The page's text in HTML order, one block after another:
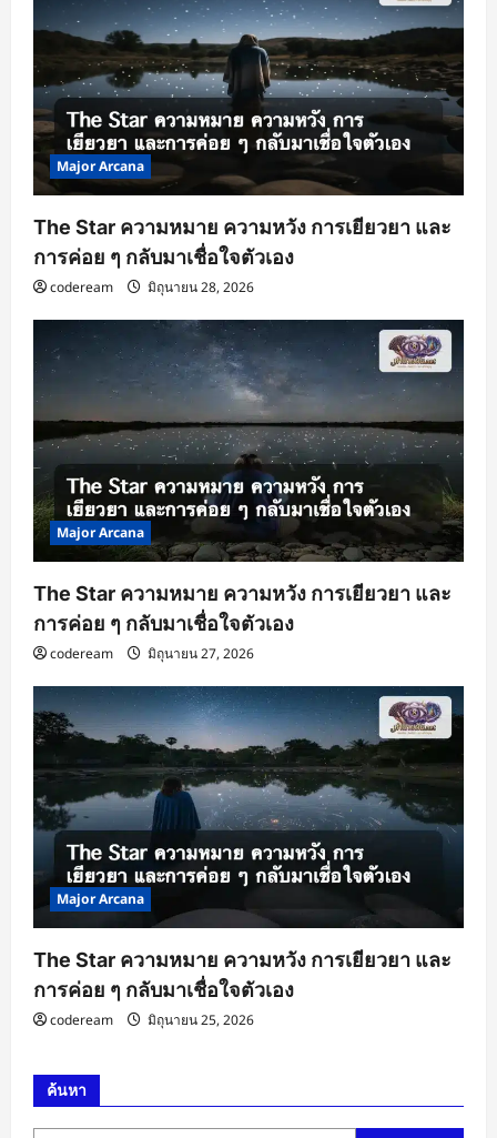
i
o
n
Major Arcana
The Star ความหมาย ความหวัง การเยียวยา และ
การค่อย ๆ กลับมาเชื่อใจตัวเอง
codeream มิถุนายน 28, 2026
Major Arcana
The Star ความหมาย ความหวัง การเยียวยา และ
การค่อย ๆ กลับมาเชื่อใจตัวเอง
codeream มิถุนายน 27, 2026
Major Arcana
The Star ความหมาย ความหวัง การเยียวยา และ
การค่อย ๆ กลับมาเชื่อใจตัวเอง
codeream มิถุนายน 25, 2026
ค้นหา